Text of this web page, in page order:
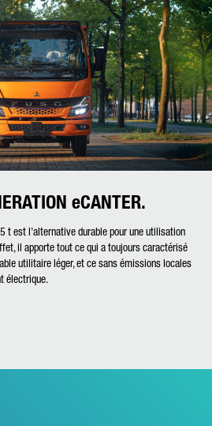
eCANTER.
t est l’alternative durable pour une utilisation
il apporte tout ce qui a toujours caractérisé
utilitaire léger, et ce sans émissions locales
électrique.